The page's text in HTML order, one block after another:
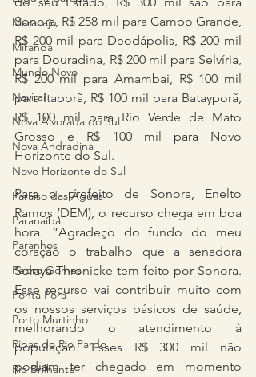
Maracaju
Miranda
Mundo Novo
Naviraí
Nova Alvorada do Sul
Nova Andradina
Novo Horizonte do Sul
Paraíso das Águas
Paranaíba
Paranhos
Pedro Gomes
Ponta Porã
Porto Murtinho
Ribas do Rio Pardo
Rio Brilhante
Sonora, R$ 258 mil para Campo Grande,
R$ 200 mil para Deodápolis, R$ 200 mil
para Douradina, R$ 200 mil para Selvíria,
R$ 200 mil para Amambai, R$ 100 mil
para Itaporã, R$ 100 mil para Batayporã,
R$ 100 mil para Rio Verde de Mato
Grosso e R$ 100 mil para Novo
Horizonte do Sul.
Para o prefeito de Sonora, Enelto
Ramos (DEM), o recurso chega em boa
hora. “Agradeço do fundo do meu
coração o trabalho que a senadora
Soraya Thronicke tem feito por Sonora.
Esse recurso vai contribuir muito com
os nossos serviços básicos de saúde,
melhorando o atendimento à
população. Esses R$ 300 mil não
podiam ter chegado em momento